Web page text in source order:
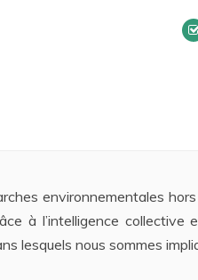
environnementales
à l’intelligence
lesquels nous sommes